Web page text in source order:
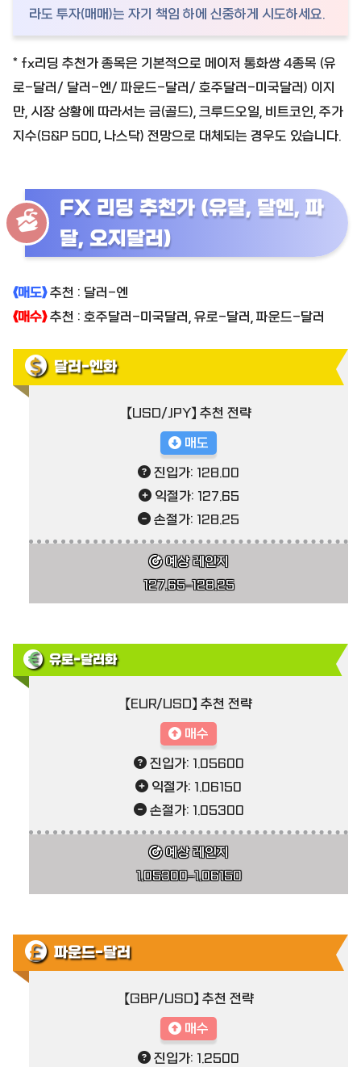
라도 투자(매매)는 자기 책임 하에 신중하게 시도하세요.
* fx리딩 추천가 종목은 기본적으로 메이저 통화쌍 4종목 (유
로-달러/ 달러-엔/ 파운드-달러/ 호주달러-미국달러) 이지
만, 시장 상황에 따라서는 금(골드), 크루드오일, 비트코인, 주가
지수(S&P 500, 나스닥) 전망으로 대체되는 경우도 있습니다.
FX 리딩 추천가 (유달, 달엔, 파
달, 오지달러)
《매도》추천 : 달러-엔
《매수》추천 : 호주달러-미국달러, 유로-달러, 파운드-달러
달러-엔화
【USD/JPY】 추천 전략
매도
진입가: 128.00
익절가: 127.65
손절가: 128.25
예상 레인지
127.65–128.25
유로-달러화
【EUR/USD】 추천 전략
매수
진입가: 1.05600
익절가: 1.06150
손절가: 1.05300
예상 레인지
1.05300–1.06150
파운드-달러
【GBP/USD】 추천 전략
매수
진입가: 1.2500